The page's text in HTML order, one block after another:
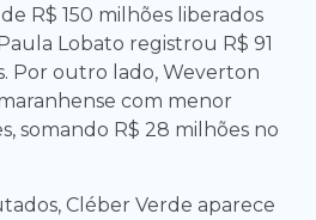
R$ 150 milhões liberados
Lobato registrou R$ 91
Por outro lado, Weverton
com menor
somando R$ 28 milhões no
Cléber Verde aparece